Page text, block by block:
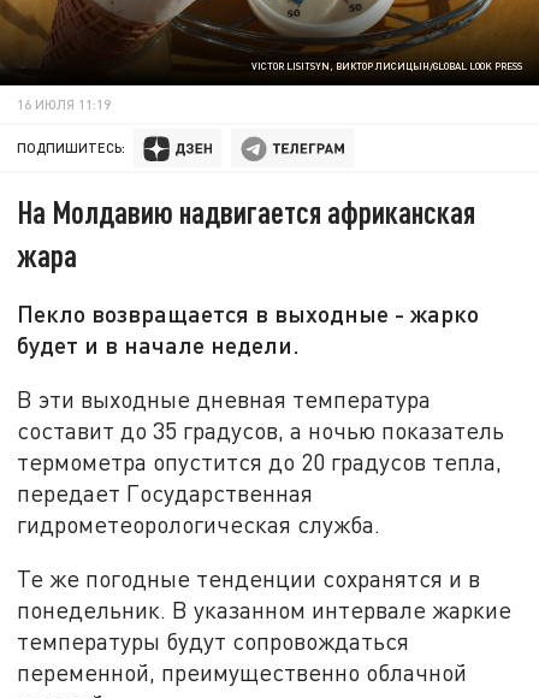
VICTOR LISITSYN, ВИКТОР ЛИСИЦЫН/GLOBAL LOOK PRESS
16 ИЮЛЯ 11:19
ПОДПИШИТЕСЬ:
На Молдавию надвигается африканская
жара
Пекло возвращается в выходные - жарко
будет и в начале недели.
В эти выходные дневная температура
составит до 35 градусов, а ночью показатель
термометра опустится до 20 градусов тепла,
передает Государственная
гидрометеорологическая служба.
Те же погодные тенденции сохранятся и в
понедельник. В указанном интервале жаркие
температуры будут сопровождаться
переменной, преимущественно облачной